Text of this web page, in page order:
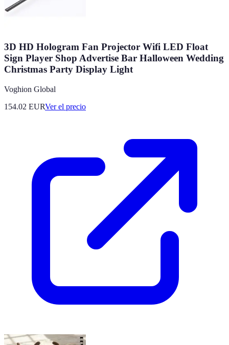
3D HD Hologram Fan Projector Wifi LED Float
Sign Player Shop Advertise Bar Halloween Wedding
Christmas Party Display Light
Voghion Global
154.02 EURVer el precio